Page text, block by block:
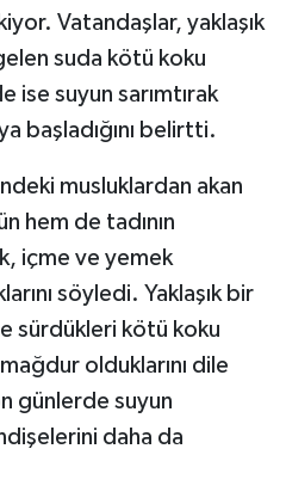
Vatandaşlar, yaklaşık
suda kötü koku
ise suyun sarımtırak
başladığını belirtti.
musluklardan akan
hem de tadının
içme ve yemek
söyledi. Yaklaşık bir
sürdükleri kötü koku
olduklarını dile
günlerde suyun
daha da